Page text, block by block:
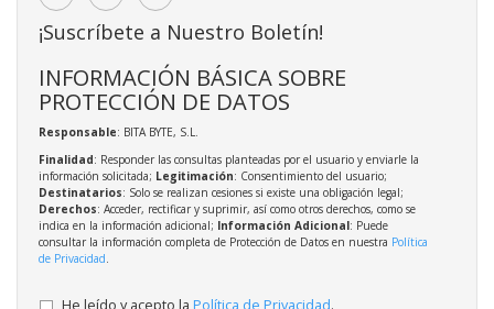
¡Suscríbete a Nuestro Boletín!
INFORMACIÓN BÁSICA SOBRE
PROTECCIÓN DE DATOS
Responsable: BITA BYTE, S.L.
Finalidad: Responder las consultas planteadas por el usuario y enviarle la
información solicitada; Legitimación: Consentimiento del usuario;
Destinatarios: Solo se realizan cesiones si existe una obligación legal;
Derechos: Acceder, rectificar y suprimir, así como otros derechos, como se
indica en la información adicional; Información Adicional: Puede
consultar la información completa de Protección de Datos en nuestra Política
de Privacidad.